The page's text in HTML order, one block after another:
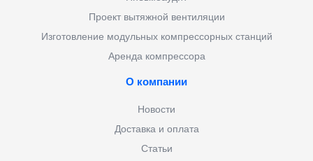
Проект вытяжной вентиляции
Изготовление модульных компрессорных станций
Аренда компрессора
О компании
Новости
Доставка и оплата
Статьи